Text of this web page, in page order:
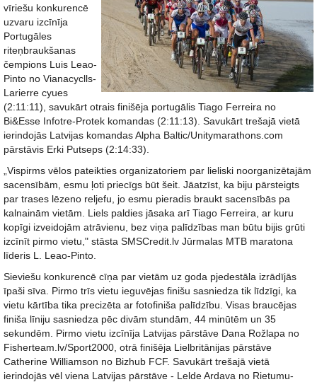
vīriešu konkurencē
uzvaru izcīnīja
Portugāles
riteņbraukšanas
čempions Luis Leao-
Pinto no Vianacyclls-
Larierre cyues
(2:11:11), savukārt otrais finišēja portugālis Tiago Ferreira no
Bi&Esse Infotre-Protek komandas (2:11:13). Savukārt trešajā vietā
ierindojās Latvijas komandas Alpha Baltic/Unitymarathons.com
pārstāvis Erki Putseps (2:14:33).
„Vispirms vēlos pateikties organizatoriem par lieliski noorganizētajām
sacensībām, esmu ļoti priecīgs būt šeit. Jāatzīst, ka biju pārsteigts
par trases lēzeno reljefu, jo esmu pieradis braukt sacensībās pa
kalnainām vietām. Liels paldies jāsaka arī Tiago Ferreira, ar kuru
kopīgi izveidojām atrāvienu, bez viņa palīdzības man būtu bijis grūti
izcīnīt pirmo vietu," stāsta SMSCredit.lv Jūrmalas MTB maratona
līderis L. Leao-Pinto.
Sieviešu konkurencē cīņa par vietām uz goda pjedestāla izrādījās
īpaši sīva. Pirmo trīs vietu ieguvējas finišu sasniedza tik līdzīgi, ka
vietu kārtība tika precizēta ar fotofiniša palīdzību. Visas braucējas
finiša līniju sasniedza pēc divām stundām, 44 minūtēm un 35
sekundēm. Pirmo vietu izcīnīja Latvijas pārstāve Dana Rožlapa no
Fisherteam.lv/Sport2000, otrā finišēja Lielbritānijas pārstāve
Catherine Williamson no Bizhub FCF. Savukārt trešajā vietā
ierindojās vēl viena Latvijas pārstāve - Lelde Ardava no Rietumu-